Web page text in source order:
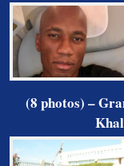
(8 photos) –